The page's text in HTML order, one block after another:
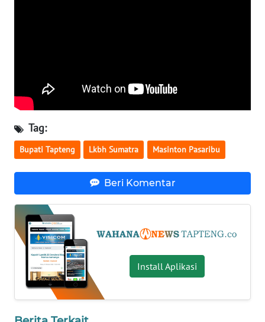
Tag:
Bupati Tapteng Lkbh Sumatra Masinton Pasaribu
Beri Komentar
Install Aplikasi
KALTARA
WN
KALSEL
WN
WN
SULSEL
WN
GORONTALO
WN
SULUT